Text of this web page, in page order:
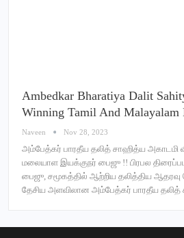
Ambedkar Bharatiya Dalit
Winning Tamil And
Naveen Nov 28, 2023
அம்பேத்கர் பாரதீய தலித் சாஹித்ய அகாடமி
மலையாள இயக்குநர் பைஜு !! பிரபல
பைஜு, சமூகத்தில் ஆற்றிய தலித்திய
தேசிய அளவிலான அம்பேத்கர் பாரதீய தலித்